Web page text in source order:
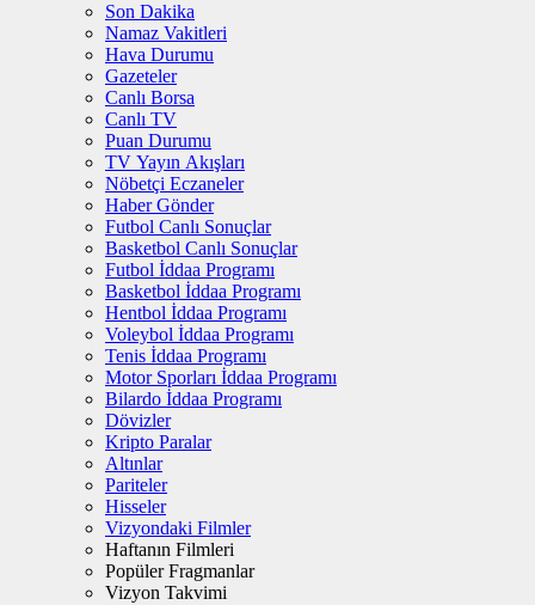
Son Dakika
Namaz Vakitleri
Hava Durumu
Gazeteler
Canlı Borsa
Canlı TV
Puan Durumu
TV Yayın Akışları
Nöbetçi Eczaneler
Haber Gönder
Futbol Canlı Sonuçlar
Basketbol Canlı Sonuçlar
Futbol İddaa Programı
Basketbol İddaa Programı
Hentbol İddaa Programı
Voleybol İddaa Programı
Tenis İddaa Programı
Motor Sporları İddaa Programı
Bilardo İddaa Programı
Dövizler
Kripto Paralar
Altınlar
Pariteler
Hisseler
Vizyondaki Filmler
Haftanın Filmleri
Popüler Fragmanlar
Vizyon Takvimi